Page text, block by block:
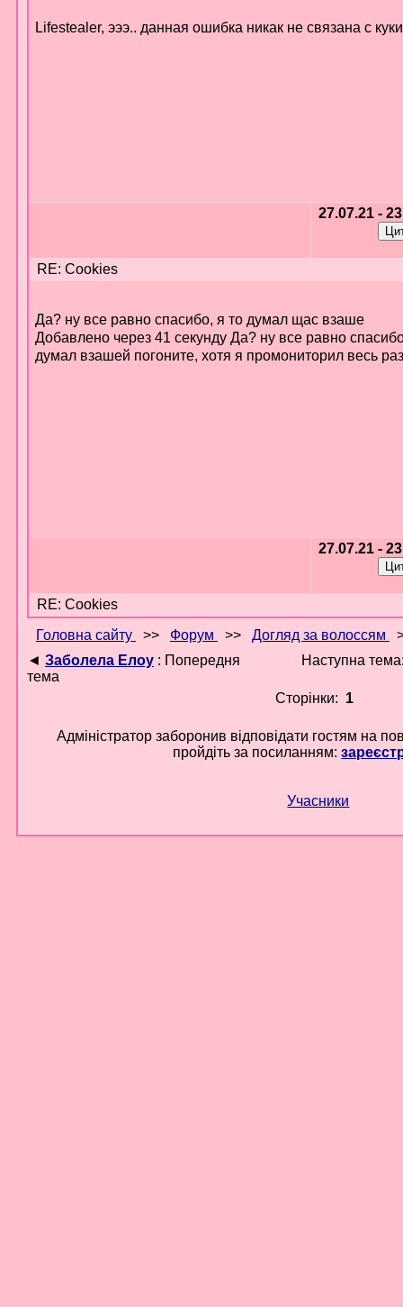
Lifestealer, эээ.. данная ошибка никак не связана с
27.07.21 -
RE: Cookies
Да? ну все равно спасибо, я то думал щас взаше
Добавлено через 41 секунду Да? ну все равно
думал взашей погоните, хотя я промониторил весь
27.07.21 -
RE: Cookies
Головна сайту
>> Форум >> Догляд за волоссям
◄ Заболела Елоу: Попередня
тема
Наступна
Сторінки: 1
Адміністратор заборонив відповідати гостям на
пройдіть за посиланням:
Учасники